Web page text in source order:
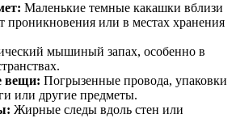
Маленькие темные какашки вблизи
проникновения или в местах хранения
мышиный запах, особенно в
вещи: Погрызенные провода, упаковки
или другие предметы.
Жирные следы вдоль стен или